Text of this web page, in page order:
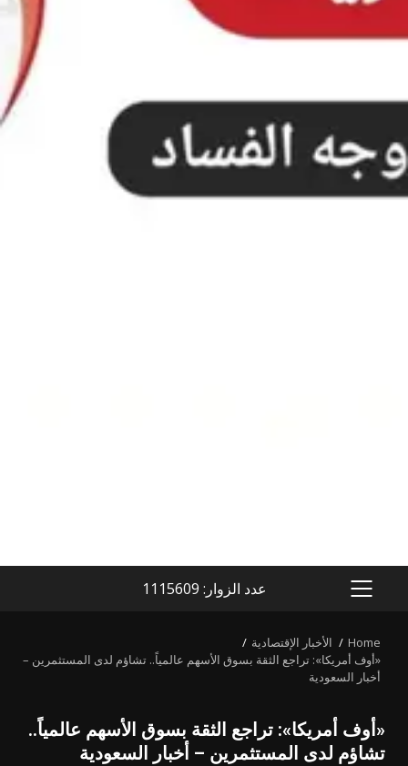
PRIMARY
عدد الزوار: 1115609
Home
الأخبار الإقتصادية
«أوف أمريكا»: تراجع الثقة بسوق الأسهم عالمياً.. تشاؤم لدى المستثمرين –
أخبار السعودية
«أوف أمريكا»: تراجع الثقة بسوق الأسهم عالمياً..
تشاؤم لدى المستثمرين – أخبار السعودية